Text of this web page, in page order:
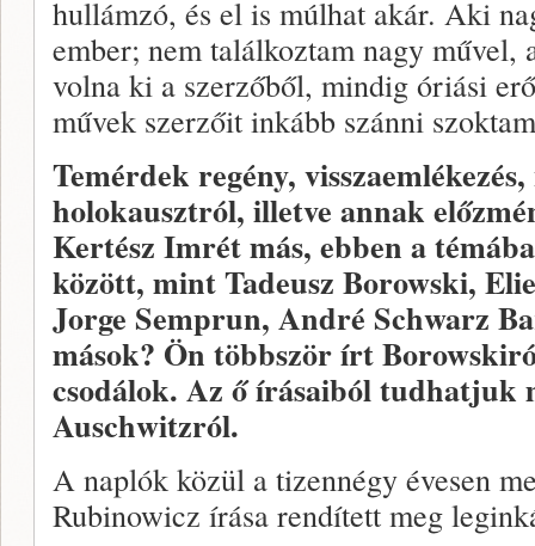
hullámzó, és el is múlhat akár. Aki
ember; nem találkoztam nagy művel,
volna ki a szerzőből, mindig óriási
művek szerzőit inkább szánni
Temérdek regény,
holokausztról, illetve annak
Kertész Imrét más, ebben a
között, mint Tadeusz Borowski,
Jorge Semprun, André Schwarz
mások? Ön többször írt
csodálok. Az ő írásaiból tudhatjuk
Auschwitzról.
A naplók közül a tizennégy évesen
Rubinowicz írása rendített meg